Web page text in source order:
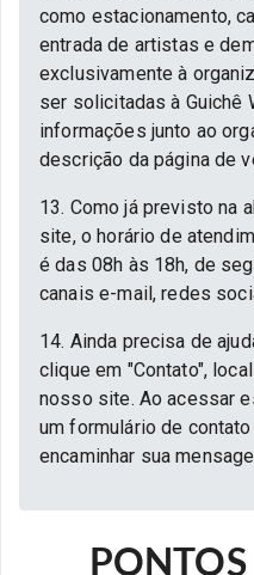
como estacionamento,
entrada de artistas e
exclusivamente à
ser solicitadas à Guichê
informações junto ao
descrição da página de
13. Como já previsto na
site, o horário de
é das 08h às 18h, de
canais e-mail, redes
14. Ainda precisa de
clique em "Contato",
nosso site. Ao acessar
um formulário de
encaminhar sua